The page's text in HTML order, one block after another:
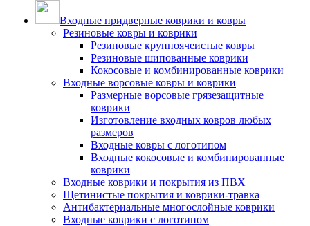
Входные придверные коврики и ковры
Резиновые ковры и коврики
Резиновые крупноячеистые ковры
Резиновые шипованные коврики
Кокосовые и комбинированные коврики
Входные ворсовые ковры и коврики
Размерные ворсовые грязезащитные
коврики
Изготовление входных ковров любых
размеров
Входные ковры с логотипом
Входные кокосовые и комбинированные
коврики
Входные коврики и покрытия из ПВХ
Щетинистые покрытия и коврики-травка
Антибактериальные многослойные коврики
Входные коврики с логотипом